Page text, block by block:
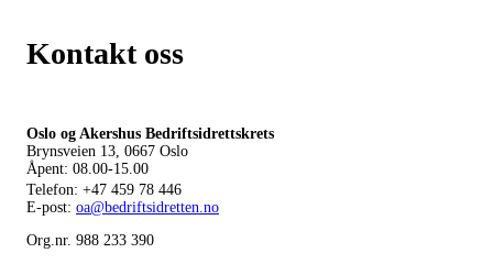
Kontakt oss
Oslo og Akershus Bedriftsidrettskrets
Brynsveien 13, 0667 Oslo
Åpent: 08.00-15.00
Telefon: +47 459 78 446
E-post: oa@bedriftsidretten.no
Org.nr. 988 233 390